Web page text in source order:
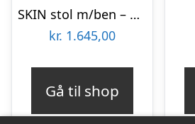
SKIN stol m/ben – Sort
kr. 1.645,00
Gå til shop